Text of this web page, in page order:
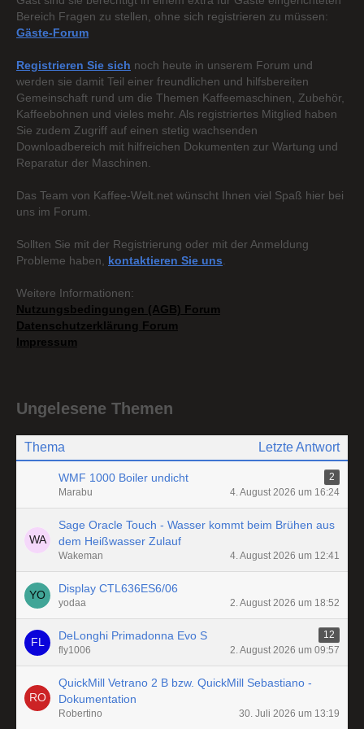
Bereich Fragen zu stellen, ohne sich registrieren zu müssen:
Gäste-Forum
Registrieren Sie sich noch heute in unserem Forum und
werden sie damit Teil einer freundlichen und hilfsbereiten
Gemeinschaft rund um die Themen Kaffeemaschinen, Zubehör,
Kaffeebohnen und vieles mehr. Als registriertes Mitglied haben
Sie zudem Zugriff auf einen stetig wachsenden
Downloadbereich mit hilfreichen Dokumenten zur Wartung und
Reparatur der Maschinen.
Das Team von Kaffee-Welt.net wünscht Ihnen viel Spaß hier bei
uns im Forum.
Sollten Sie mit der Registrierung oder mit der Anmeldung
Probleme haben, kontaktieren Sie uns
Weitere Informationen:
Nutzungsbedingungen (AGB) Forum
Datenschutzerklärung Forum
Impressum
Ungelesene Themen
Thema Letzte Antwort
WMF 1000 Boiler undicht
2
Marabu
4. August 2026 um 16:24
Sage Oracle Touch - Wasser kommt beim Brühen aus
dem Heißwasser Zulauf
Wakeman 4. August 2026 um 12:41
Display CTL636ES6/06
yodaa 2. August 2026 um 18:52
DeLonghi Primadonna Evo S
12
fly1006
2. August 2026 um 09:57
QuickMill Vetrano 2 B bzw. QuickMill Sebastiano -
Dokumentation
Robertino 30. Juli 2026 um 13:19